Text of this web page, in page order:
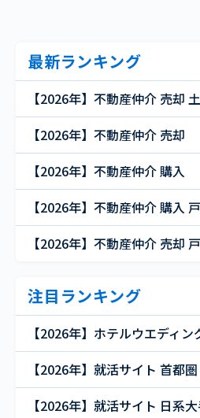
最新ランキング
【2026年】不動産仲介 売却
【2026年】不動産仲介 売却
【2026年】不動産仲介 購入
【2026年】不動産仲介 購入
【2026年】不動産仲介 売却
注目ランキング
【2026年】ホテルウエディン
【2026年】就活サイト 首都圏
【2026年】就活サイト 日系